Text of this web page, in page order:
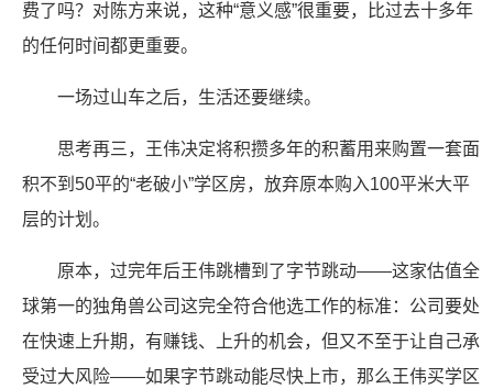
费了吗？对陈方来说，这种“意义感”很重要，比过去十多年
的任何时间都更重要。
一场过山车之后，生活还要继续。
思考再三，王伟决定将积攒多年的积蓄用来购置一套面
积不到50平的“老破小”学区房，放弃原本购入100平米大平
层的计划。
原本，过完年后王伟跳槽到了字节跳动——这家估值全
球第一的独角兽公司这完全符合他选工作的标准：公司要处
在快速上升期，有赚钱、上升的机会，但又不至于让自己承
受过大风险——如果字节跳动能尽快上市，那么王伟买学区